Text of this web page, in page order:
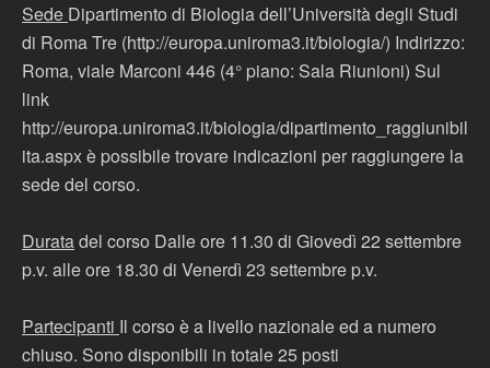
Sede Dipartimento di Biologia dell’Università degli Studi
di Roma Tre (http://europa.uniroma3.it/biologia/) Indirizzo:
Roma, viale Marconi 446 (4° piano: Sala Riunioni) Sul
link
http://europa.uniroma3.it/biologia/dipartimento_raggiunibil
ita.aspx è possibile trovare indicazioni per raggiungere la
sede del corso.
Duratadel corso Dalle ore 11.30 di Giovedì 22 settembre
p.v. alle ore 18.30 di Venerdì 23 settembre p.v.
Partecipanti Il corso è a livello nazionale ed a numero
chiuso. Sono disponibili in totale 25 posti